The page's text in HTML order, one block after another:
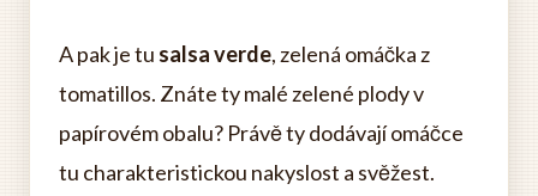
A pak je tu salsa verde, zelená omáčka z
tomatillos. Znáte ty malé zelené plody v
papírovém obalu? Právě ty dodávají omáčce
tu charakteristickou nakyslost a svěžest.